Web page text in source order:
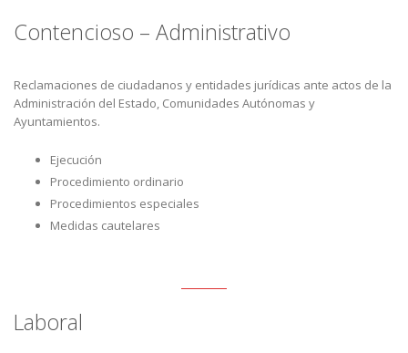
Contencioso – Administrativo
Reclamaciones de ciudadanos y entidades jurídicas ante actos de la
Administración del Estado, Comunidades Autónomas y
Ayuntamientos.
Ejecución
Procedimiento ordinario
Procedimientos especiales
Medidas cautelares
Laboral